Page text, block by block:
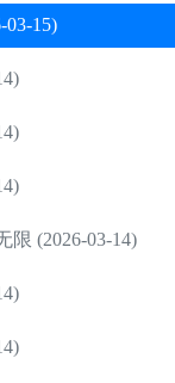
15)
(2026-03-14)